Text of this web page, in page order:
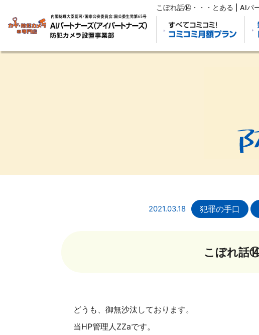
こぼれ話⑭・・・とある | AIパ
2021.03.18 犯罪の手口
こぼれ話
どうも、御無沙汰しております。
当HP管理人ZZaです。